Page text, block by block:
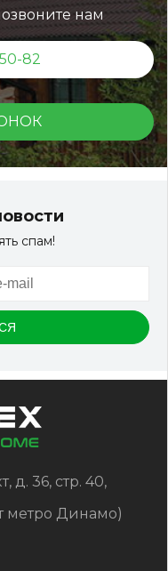
ДПК
нам
82
спам!
д. 36, стр. 40,
метро Динамо)